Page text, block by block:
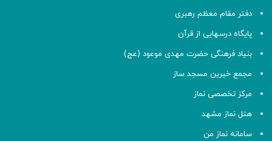
دفتر مقام معظم رهبری
پایگاه درسهایی از قرآن
بنیاد فرهنگی حضرت مهدی موعود (عج)
مجمع خیرین مسجد ساز
مرکز تخصصی نماز
هتل نماز مشهد
سامانه نماز من